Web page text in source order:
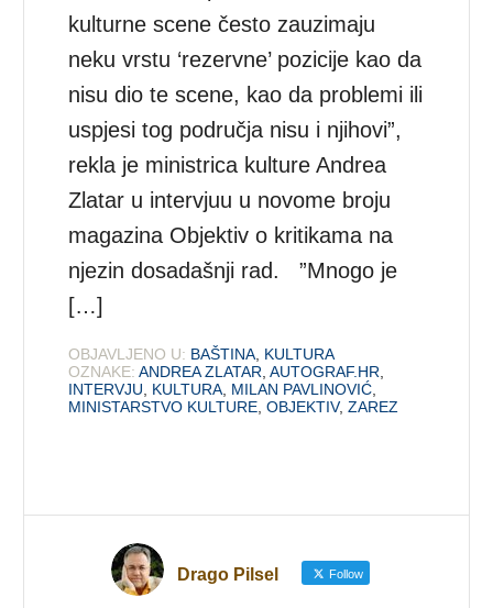
kulturne scene često zauzimaju
neku vrstu ‘rezervne’ pozicije kao da
nisu dio te scene, kao da problemi ili
uspjesi tog područja nisu i njihovi”,
rekla je ministrica kulture Andrea
Zlatar u intervjuu u novome broju
magazina Objektiv o kritikama na
njezin dosadašnji rad. ”Mnogo je
[…]
OBJAVLJENO U: BAŠTINA KULTURA
OZNAKE: ANDREA ZLATAR ,AUTOGRAF.HR
INTERVJU
KULTURA MILAN PAVLINOVIĆ
MINISTARSTVO KULTURE ,OBJEKTIV,ZAREZ
Drago Pilsel Follow